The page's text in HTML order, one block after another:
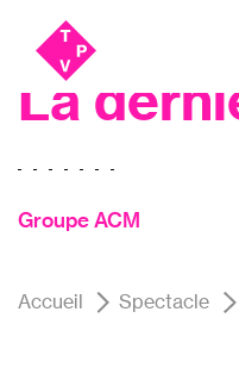
Aller
au
menu
Aller au
contenu
SPOT#2, Théâtre
La
Groupe ACM
Accueil Spectacle